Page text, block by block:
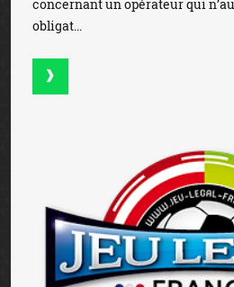
concernant un opérateur qui
obligat...